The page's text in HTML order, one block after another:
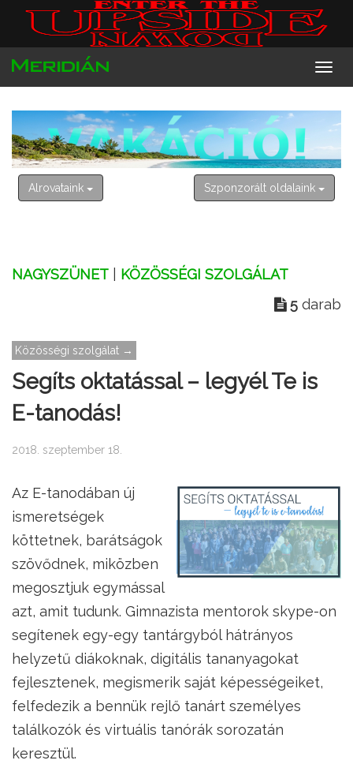
2026. augusztus 8. szombat
László
Alrovataink Szponzorált oldalaink
NAGYSZÜNET
KÖZÖSSÉGI SZOLGÁLAT
5 darab
Közösségi szolgálat →
Segíts oktatással – legyél Te is
E-tanodás!
2018. szeptember 18.
Az E-tanodában új
ismeretségek
köttetnek, barátságok
szövődnek, miközben
megosztjuk egymással
azt, amit tudunk. Gimnazista mentorok skype-on
segítenek egy-egy tantárgyból hátrányos
helyzetű diákoknak, digitális tananyagokat
fejlesztenek, megismerik saját képességeiket,
felfedezik a bennük rejlő tanárt személyes
találkozók és virtuális tanórák sorozatán
keresztül.